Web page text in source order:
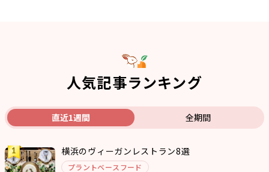
人気記事ランキング
直近1週間 全期間
横浜のヴィーガンレストラン8選
プラントベースフード